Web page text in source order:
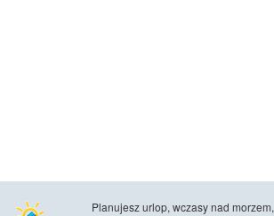
Planujesz urlop, wczasy nad morzem,